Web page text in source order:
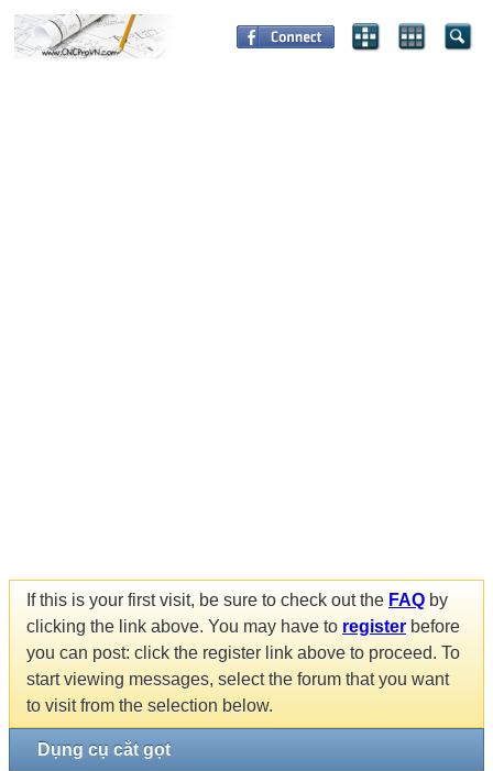
If this is your first visit, be sure to check out the FAQ by
clicking the link above. You may have to register before
you can post: click the register link above to proceed. To
start viewing messages, select the forum that you want
to visit from the selection below.
Dụng cụ cắt gọt